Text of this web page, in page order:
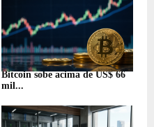
Bitcoin sobe acima de US$ 66
mil...